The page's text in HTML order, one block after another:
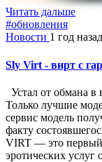
Читать дальше
#обновления
Новости 1 год назад
Sly Virt - вирт с
Устал от обмана
Только лучшие
сервис модель
факту
VIRT — это первый
эротических услуг